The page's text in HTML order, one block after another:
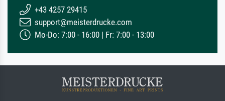
+43 4257 29415
support@meisterdrucke.com
Mo-Do: 7:00 - 16:00 | Fr: 7:00 - 13:00